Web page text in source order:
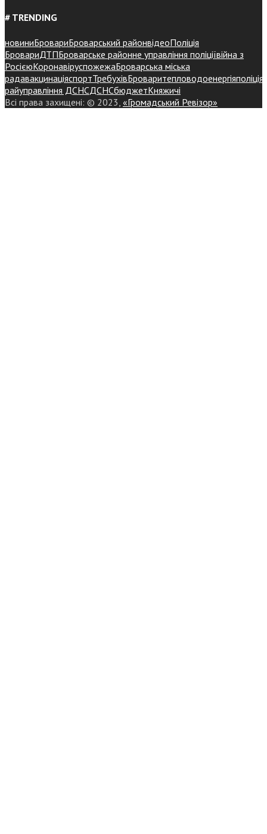
# TRENDING
новиниБровариБроварський районвідеоПоліція
БровариДТПБроварське районне управління поліціївійна з
РосієюКоронавіруспожежаБроварська міська
радавакцинаціяспортТребухівБроваритепловодоенергіяполіція
райуправління ДСНСДСНСбюджетКняжичі
Всі права захищені: © 2023, «Громадський Ревізор»